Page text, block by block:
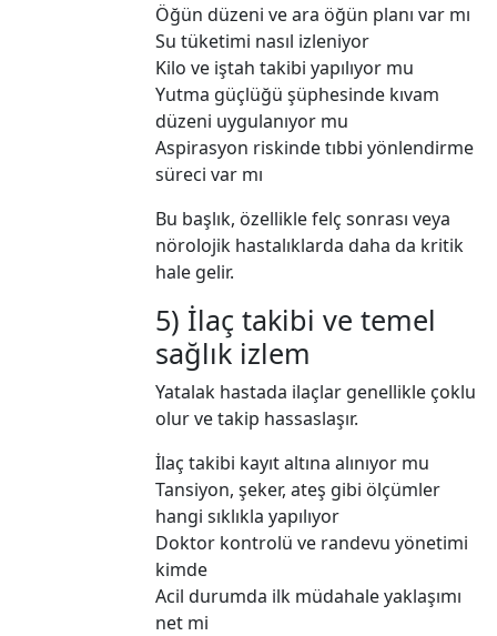
Öğün düzeni ve ara öğün planı var mı
Su tüketimi nasıl izleniyor
Kilo ve iştah takibi yapılıyor mu
Yutma güçlüğü şüphesinde kıvam
düzeni uygulanıyor mu
Aspirasyon riskinde tıbbi yönlendirme
süreci var mı
Bu başlık, özellikle felç sonrası veya
nörolojik hastalıklarda daha da kritik
hale gelir.
5) İlaç takibi ve temel
sağlık izlem
Yatalak hastada ilaçlar genellikle çoklu
olur ve takip hassaslaşır.
İlaç takibi kayıt altına alınıyor mu
Tansiyon, şeker, ateş gibi ölçümler
hangi sıklıkla yapılıyor
Doktor kontrolü ve randevu yönetimi
kimde
Acil durumda ilk müdahale yaklaşımı
net mi